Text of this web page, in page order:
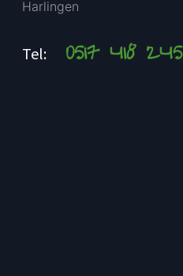
Harlingen
Tel: 0517 418 245